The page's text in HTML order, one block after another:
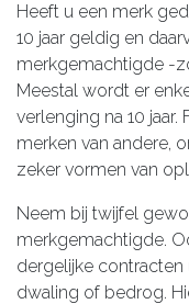
Heeft u een merk
10 jaar geldig en
merkgemachtigde -
Meestal wordt er
verlenging na 10
merken van andere,
zeker vormen van
Neem bij twijfel
merkgemachtigde.
dergelijke
dwaling of bedrog.